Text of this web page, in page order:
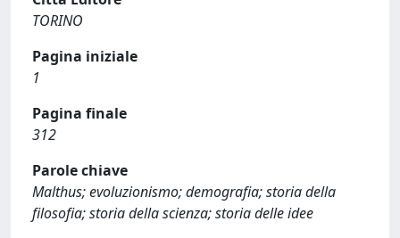
TORINO
Pagina iniziale
1
Pagina finale
312
Parole chiave
Malthus; evoluzionismo; demografia; storia della
filosofia; storia della scienza; storia delle idee